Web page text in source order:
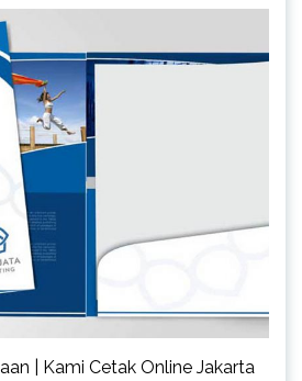
| Kami Cetak Online Jakarta